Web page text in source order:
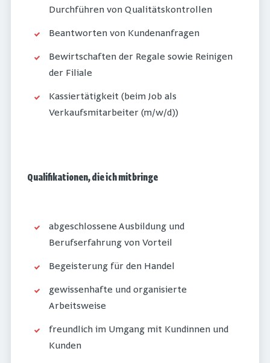
Durchführen von Qualitätskontrollen
Beantworten von Kundenanfragen
Bewirtschaften der Regale sowie Reinigen
der Filiale
Kassiertätigkeit (beim Job als
Verkaufsmitarbeiter (m/w/d))
Qualifikationen, die ich mitbringe
abgeschlossene Ausbildung und
Berufserfahrung von Vorteil
Begeisterung für den Handel
gewissenhafte und organisierte
Arbeitsweise
freundlich im Umgang mit Kundinnen und
Kunden